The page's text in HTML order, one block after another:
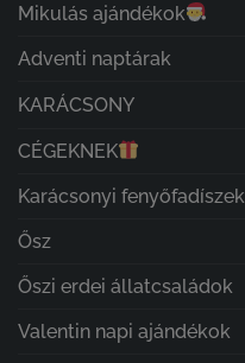
Mikulás ajándékok
Adventi naptárak
KARÁCSONY
CÉGEKNEK
Karácsonyi fenyőfadíszek
Ősz
Őszi erdei állatcsaládok
Valentin napi ajándékok